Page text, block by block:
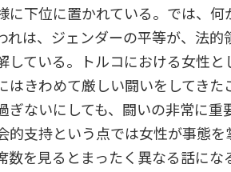
に下位に置かれている。では
は、ジェンダーの平等が、法的
している。トルコにおける女性と
はきわめて厳しい闘いをしてき
ぎないにしても、闘いの非常に重
支持という点では女性が事態を
数を見るとまったく異なる話に